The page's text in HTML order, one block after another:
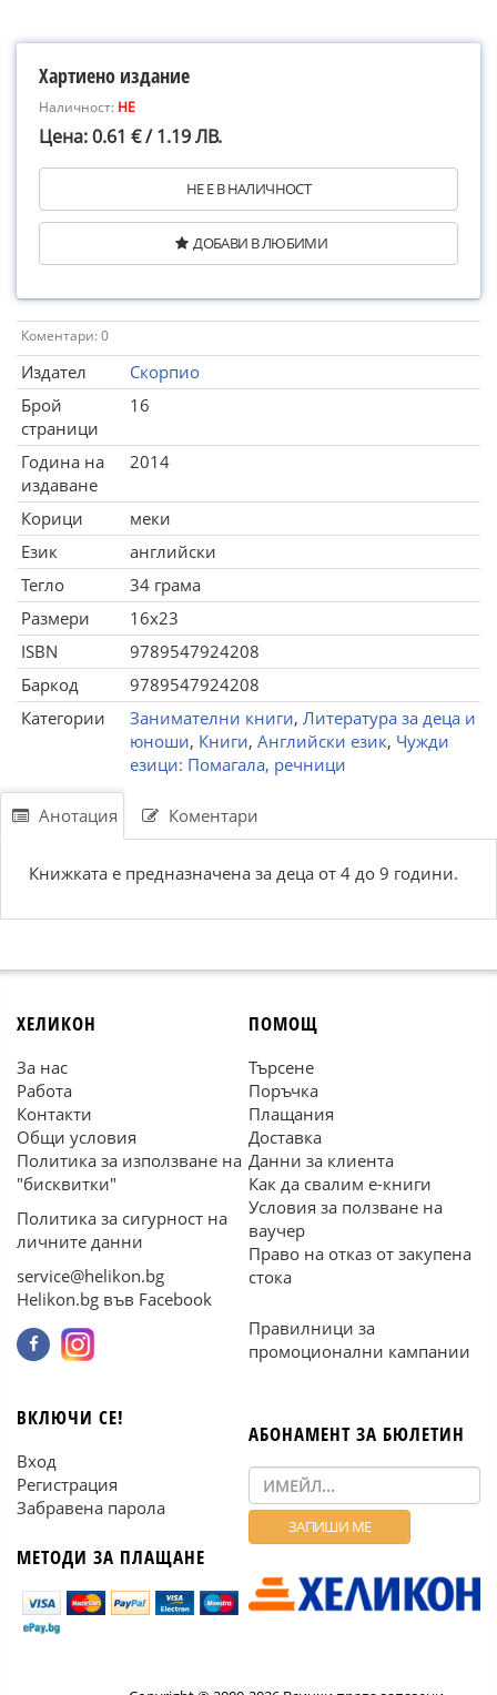
Хартиено издание
Наличност: НЕ
Цена: 0.61 € / 1.19 ЛВ.
НЕ Е В НАЛИЧНОСТ
ДОБАВИ В ЛЮБИМИ
Коментари: 0
Издател
Скорпио
Брой
страници
16
Година на
издаване
2014
Корици
меки
Език
английски
Тегло
34 грама
Размери
16x23
ISBN
9789547924208
Баркод
9789547924208
Категории
Занимателни книги, Литература за деца и
юноши, Книги, Английски език, Чужди
езици: Помагала, речници
Анотация Коментари
Книжката е предназначена за деца от 4 до 9 години.
ХЕЛИКОН
За нас
Работа
Контакти
Общи условия
Политика за използване на
"бисквитки"
Политика за сигурност на
личните данни
service@helikon.bg
Helikon.bg във Facebook
ПОМОЩ
Търсене
Поръчка
Плащания
Доставка
Данни за клиента
Как да свалим е-книги
Условия за ползване на
ваучер
Право на отказ от закупена
стока
Правилници за
промоционални кампании
ВКЛЮЧИ СЕ!
Вход
Регистрация
Забравена парола
МЕТОДИ ЗА ПЛАЩАНЕ
АБОНАМЕНТ ЗА БЮЛЕТИН